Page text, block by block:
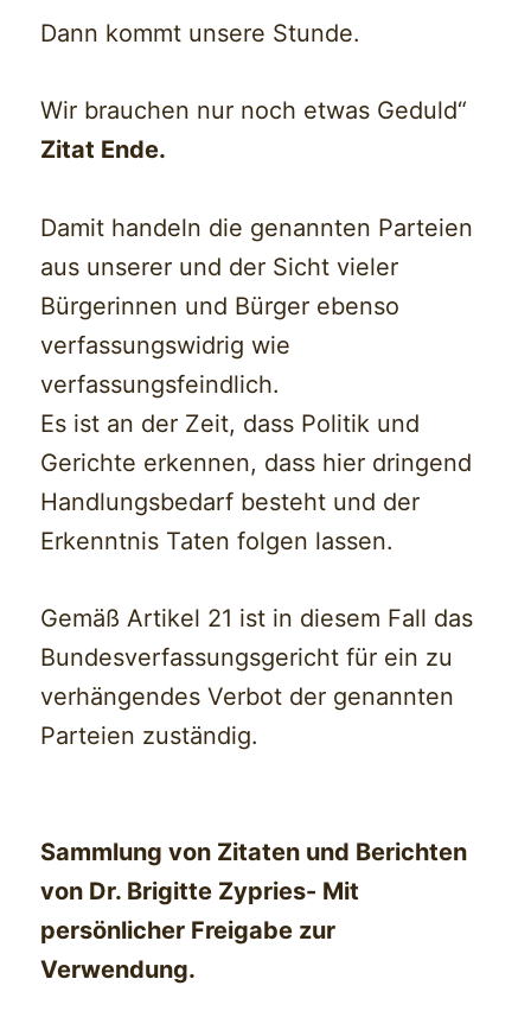
Dann kommt unsere Stunde.
Wir brauchen nur noch etwas Geduld“
Zitat Ende.
Damit handeln die genannten Parteien
aus unserer und der Sicht vieler
Bürgerinnen und Bürger ebenso
verfassungswidrig wie
verfassungsfeindlich.
Es ist an der Zeit, dass Politik und
Gerichte erkennen, dass hier dringend
Handlungsbedarf besteht und der
Erkenntnis Taten folgen lassen.
Gemäß Artikel 21 ist in diesem Fall das
Bundesverfassungsgericht für ein zu
verhängendes Verbot der genannten
Parteien zuständig.
Sammlung von Zitaten und Berichten
von Dr. Brigitte Zypries- Mit
persönlicher Freigabe zur
Verwendung.